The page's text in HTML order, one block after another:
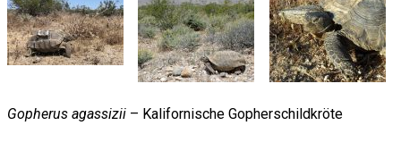
Gopherus agassizii – Kalifornische Gopherschildkröte